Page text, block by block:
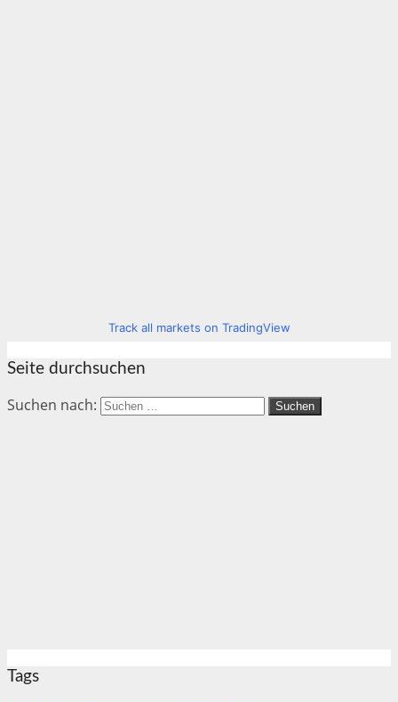
Track all markets on TradingView
Seite durchsuchen
Suchen nach:
Tags